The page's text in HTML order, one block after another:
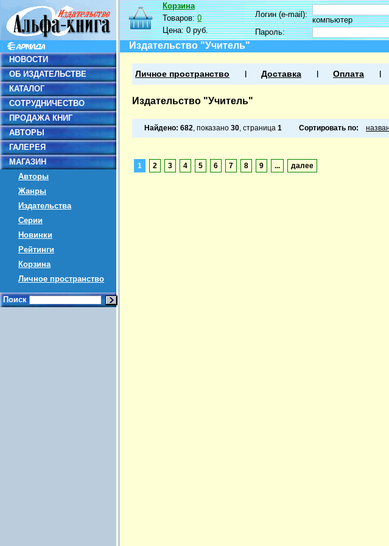
НОВОСТИ
ОБ ИЗДАТЕЛЬСТВЕ
КАТАЛОГ
СОТРУДНИЧЕСТВО
ПРОДАЖА КНИГ
АВТОРЫ
ГАЛЕРЕЯ
МАГАЗИН
Авторы
Жанры
Издательства
Серии
Новинки
Рейтинги
Корзина
Личное пространство
Поиск
Корзина
Товаров:0
Цена:0 руб.
Логин (e-mail):
компьютер
Пароль:
Издательство "Учитель"
Личное пространство Доставка Оплата
Издательство "Учитель"
Найдено: 682, показано 30, страница 1 Сортировать по:
1 2 3 4 5 6 7 8 9 ... далее